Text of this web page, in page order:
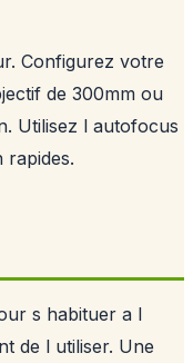
Configurez votre
de 300mm ou
Utilisez l autofocus
rapides.
s habituer a l
de l utiliser. Une